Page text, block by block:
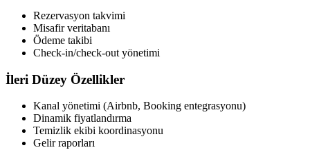
Rezervasyon takvimi
Misafir veritabanı
Ödeme takibi
Check-in/check-out yönetimi
İleri Düzey Özellikler
Kanal yönetimi (Airbnb, Booking entegrasyonu)
Dinamik fiyatlandırma
Temizlik ekibi koordinasyonu
Gelir raporları